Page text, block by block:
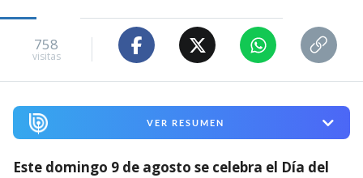
758
visitas
VER RESUMEN
Este domingo 9 de agosto se celebra el Día del